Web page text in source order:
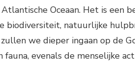
Oceaan. Het is een
biodiversiteit, natuurlijke
we dieper ingaan op de
fauna, evenals de menselijke